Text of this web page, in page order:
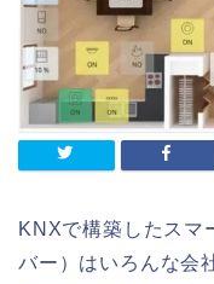
KNXで構築したスマ
バー）はいろんな会